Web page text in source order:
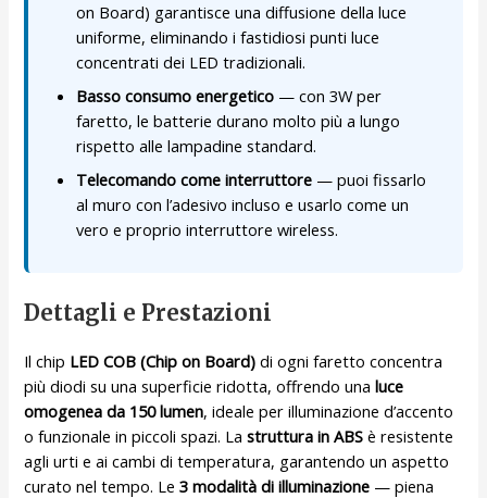
on Board) garantisce una diffusione della luce
uniforme, eliminando i fastidiosi punti luce
concentrati dei LED tradizionali.
Basso consumo energetico — con 3W per
faretto, le batterie durano molto più a lungo
rispetto alle lampadine standard.
Telecomando come interruttore — puoi fissarlo
al muro con l’adesivo incluso e usarlo come un
vero e proprio interruttore wireless.
Dettagli e Prestazioni
Il chip LED COB (Chip on Board) di ogni faretto concentra
più diodi su una superficie ridotta, offrendo unaluce
omogenea da 150 lumen, ideale per illuminazione d’accento
o funzionale in piccoli spazi. Lastruttura in ABS è resistente
agli urti e ai cambi di temperatura, garantendo un aspetto
curato nel tempo. Le3 modalità di illuminazione — piena